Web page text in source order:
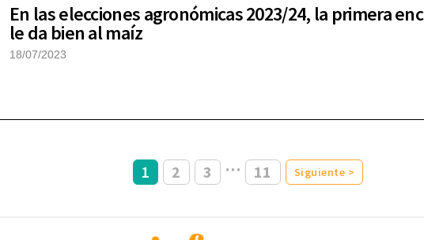
En las elecciones agronómicas 2023/24, la primera
le da bien al maíz
18/07/2023
1 2 3 … 11 Siguiente >